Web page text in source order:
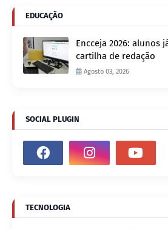
EDUCAÇÃO
Encceja 2026: alunos
cartilha de redação
Agosto 03, 2026
SOCIAL PLUGIN
TECNOLOGIA